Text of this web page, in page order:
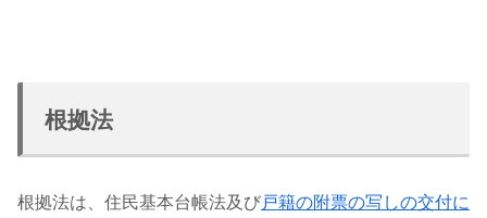
根拠法
根拠法は、住民基本台帳法及び戸籍の附票の写しの交付に